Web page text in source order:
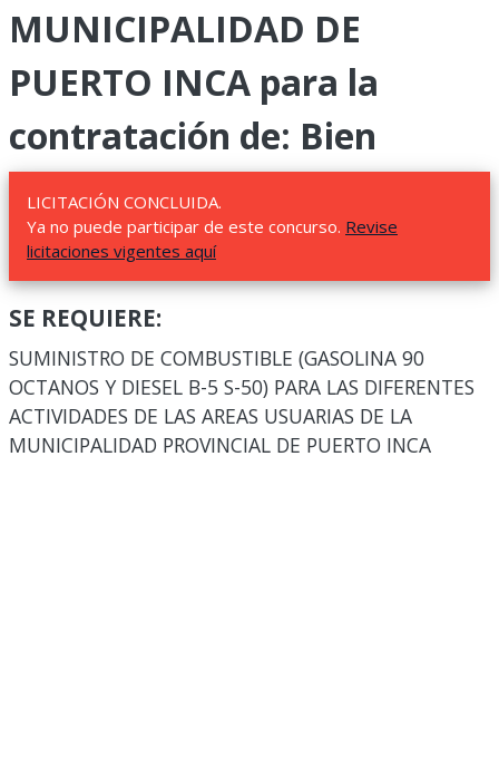
MUNICIPALIDAD DE
PUERTO INCA para la
contratación de: Bien
LICITACIÓN CONCLUIDA.
Ya no puede participar de este concurso. Revise
licitaciones vigentes aquí
SE REQUIERE:
SUMINISTRO DE COMBUSTIBLE (GASOLINA 90
OCTANOS Y DIESEL B-5 S-50) PARA LAS DIFERENTES
ACTIVIDADES DE LAS AREAS USUARIAS DE LA
MUNICIPALIDAD PROVINCIAL DE PUERTO INCA